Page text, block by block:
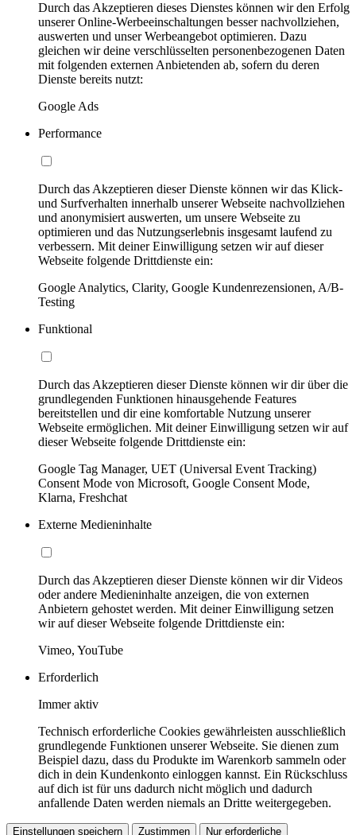
Durch das Akzeptieren dieses Dienstes können wir den Erfolg
unserer Online-Werbeeinschaltungen besser nachvollziehen,
auswerten und unser Werbeangebot optimieren. Dazu
gleichen wir deine verschlüsselten personenbezogenen Daten
mit folgenden externen Anbietenden ab, sofern du deren
Dienste bereits nutzt:
Google Ads
Performance
Durch das Akzeptieren dieser Dienste können wir das Klick-
und Surfverhalten innerhalb unserer Webseite nachvollziehen
und anonymisiert auswerten, um unsere Webseite zu
optimieren und das Nutzungserlebnis insgesamt laufend zu
verbessern. Mit deiner Einwilligung setzen wir auf dieser
Webseite folgende Drittdienste ein:
Google Analytics, Clarity, Google Kundenrezensionen, A/B-
Testing
Funktional
Durch das Akzeptieren dieser Dienste können wir dir über die
grundlegenden Funktionen hinausgehende Features
bereitstellen und dir eine komfortable Nutzung unserer
Webseite ermöglichen. Mit deiner Einwilligung setzen wir auf
dieser Webseite folgende Drittdienste ein:
Google Tag Manager, UET (Universal Event Tracking)
Consent Mode von Microsoft, Google Consent Mode,
Klarna, Freshchat
Externe Medieninhalte
Durch das Akzeptieren dieser Dienste können wir dir Videos
oder andere Medieninhalte anzeigen, die von externen
Anbietern gehostet werden. Mit deiner Einwilligung setzen
wir auf dieser Webseite folgende Drittdienste ein:
Vimeo, YouTube
Erforderlich
Immer aktiv
Technisch erforderliche Cookies gewährleisten ausschließlich
grundlegende Funktionen unserer Webseite. Sie dienen zum
Beispiel dazu, dass du Produkte im Warenkorb sammeln oder
dich in dein Kundenkonto einloggen kannst. Ein Rückschluss
auf dich ist für uns dadurch nicht möglich und dadurch
anfallende Daten werden niemals an Dritte weitergegeben.
Einstellungen speichern Zustimmen Nur erforderliche